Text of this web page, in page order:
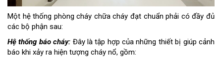
Một hệ thống phòng cháy chữa cháy đạt chuẩn phải có đầy đủ
các bộ phận sau:
Hệ thống báo cháy: Đây là tập hợp của những thiết bị giúp cảnh
báo khi xảy ra hiện tượng cháy nổ, gồm: